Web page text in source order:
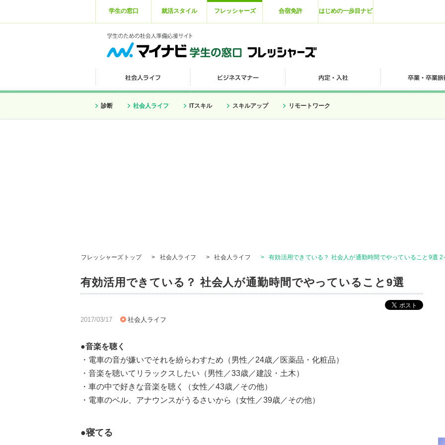
学生の窓口 就活スタイル フレッシャーズ 合宿免許 はじめの一歩目ナビ
診断 社会人ライフ ITスキル スキルアップ リモートワーク
フレッシャーズトップ > 社会人ライフ > 社会人ライフ > 有効活用できている？ 社会人が通勤時間でやっていること9選 2
有効活用できている？ 社会人が通勤時間でやっていること9選
2017/03/17 社会人ライフ
●音楽を聴く
・電車の音が嫌いでそれを紛らわすため（男性／24歳／医薬品・化粧品）
・音楽を聴いてリラックスしたい（男性／33歳／建設・土木）
・車の中で好きな音楽を聴く（女性／43歳／その他）
・電車のベル、アナウンスがうるさいから（女性／39歳／その他）
●寝てる